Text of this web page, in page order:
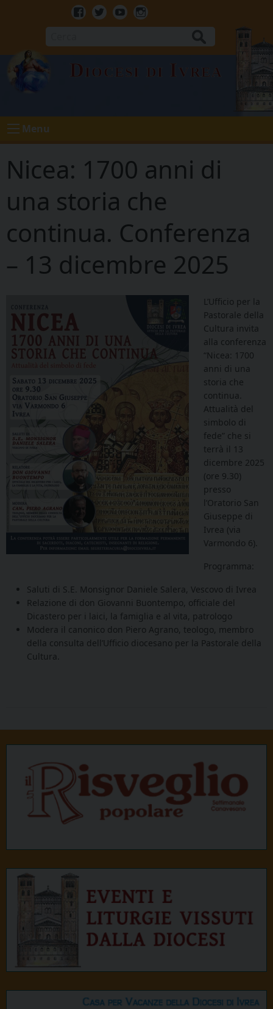
Facebook
TwitterYoutubeInstagram
Diocesi di Ivrea
Menu
Nicea: 1700 anni di
una storia che
continua. Conferenza
– 13 dicembre 2025
L’Ufficio per la
Pastorale della
Cultura invita
alla conferenza
“Nicea: 1700
anni di una
storia che
continua.
Attualità del
simbolo di
fede” che si
terrà il 13
dicembre 2025
(ore 9.30)
presso
l’Oratorio San
Giuseppe di
Ivrea (via
Varmondo 6).
Programma:
Saluti di S.E. Monsignor Daniele Salera, Vescovo di Ivrea
Relazione di don Giovanni Buontempo, officiale del
Dicastero per i laici, la famiglia e al vita, patrologo
Modera il canonico don Piero Agrano, teologo, membro
della consulta dell’Ufficio diocesano per la Pastorale della
Cultura.